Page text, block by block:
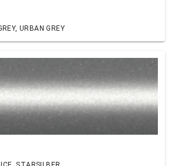
URBAN GREY